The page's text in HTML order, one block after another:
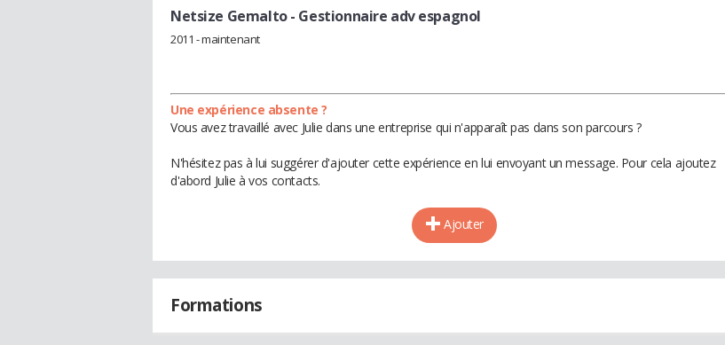
Netsize Gemalto- Gestionnaire adv espagnol
2011 - maintenant
Une expérience absente ?
Vous avez travaillé avec Julie dans une entreprise qui n'apparaît pas dans son parcours ?
N'hésitez pas à lui suggérer d'ajouter cette expérience en lui envoyant un message. Pour cela ajoutez
d'abord Julie à vos contacts.
Ajouter
Formations